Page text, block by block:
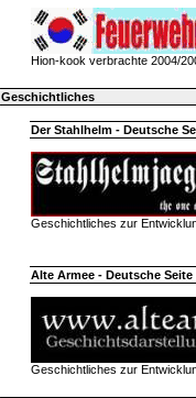
Hion-kook verbrachte 2004/
Geschichtliches
Der Stahlhelm - Deutsche
Geschichtliches zur
Alte Armee - Deutsche Seite
Geschichtliches zur